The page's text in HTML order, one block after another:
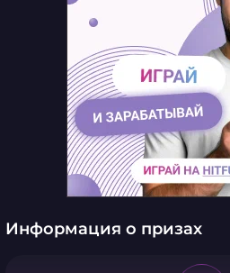
Информация о призах